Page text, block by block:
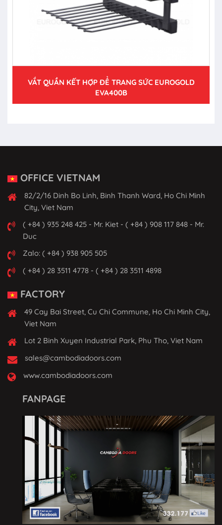
VẮT QUẦN KẾT HỢP ĐỂ TRANG SỨC EUROGOLD
EVA400B
OFFICE VIETNAM
82/2/16 Dinh Bo Linh, Binh Thanh Ward, Ho Chi Minh
City, Viet Nam
( +84 ) 935 248 425 - Mr. Kiet - ( +84 ) 908 117 848 - Mr.
Duc
Zalo: ( +84 ) 938 905 505
( +84 ) 28 3511 4778 - ( +84 ) 28 3511 4898
FACTORY
49 Cay Bai Street, Cu Chi Commune, Ho Chi Minh City,
Viet Nam
Lot 2 Binh Xuyen Industrial Park, Phu Tho, Viet Nam
sales@cambodiadoors.com
www.cambodiadoors.com
FANPAGE